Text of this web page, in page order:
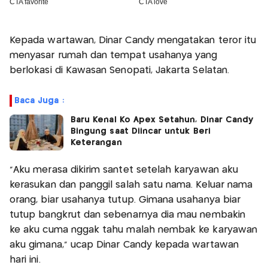
Kepada wartawan, Dinar Candy mengatakan teror itu
menyasar rumah dan tempat usahanya yang
berlokasi di Kawasan Senopati, Jakarta Selatan.
Baca Juga :
Baru Kenal Ko Apex Setahun, Dinar Candy
Bingung saat Diincar untuk Beri
Keterangan
"Aku merasa dikirim santet setelah karyawan aku
kerasukan dan panggil salah satu nama. Keluar nama
orang, biar usahanya tutup. Gimana usahanya biar
tutup bangkrut dan sebenarnya dia mau nembakin
ke aku cuma nggak tahu malah nembak ke karyawan
aku gimana," ucap Dinar Candy kepada wartawan
hari ini.